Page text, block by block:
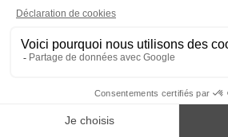
Les complément alimentaires doivent être utilisés dans
ne pas être utilisés comme substituts d'un régimes